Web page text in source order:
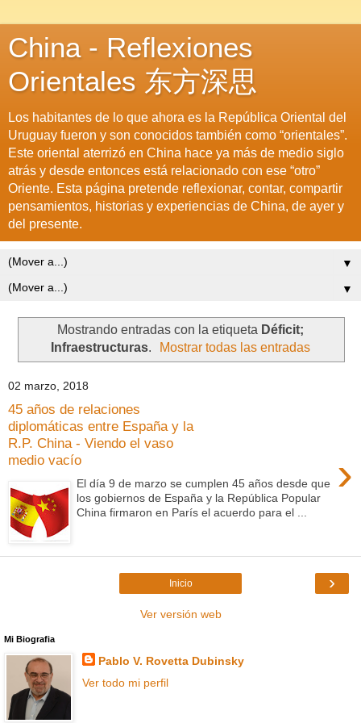
China - Reflexiones
Orientales 东方深思
Los habitantes de lo que ahora es la República Oriental del
Uruguay fueron y son conocidos también como “orientales”.
Este oriental aterrizó en China hace ya más de medio siglo
atrás y desde entonces está relacionado con ese “otro”
Oriente. Esta página pretende reflexionar, contar, compartir
pensamientos, historias y experiencias de China, de ayer y
del presente.
▼
▼
Mostrando entradas con la etiqueta Déficit;
Infraestructuras. Mostrar todas las entradas
02 marzo, 2018
45 años de relaciones
diplomáticas entre España y la
R.P. China - Viendo el vaso
medio vacío
›
El día 9 de marzo se cumplen 45 años desde que
los gobiernos de España y la República Popular
China firmaron en París el acuerdo para el ...
›
Inicio
Ver versión web
Mi Biografia
Pablo V. Rovetta Dubinsky
Ver todo mi perfil